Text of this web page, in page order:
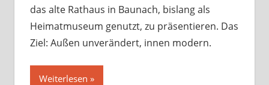
das alte Rathaus in Baunach, bislang als
Heimatmuseum genutzt, zu präsentieren. Das
Ziel: Außen unverändert, innen modern.
Weiterlesen